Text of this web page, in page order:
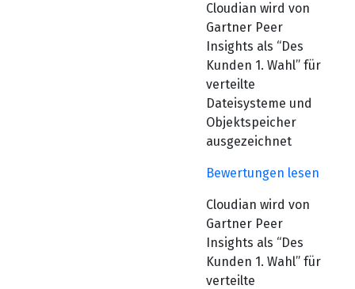
Cloudian wird von
Gartner Peer
Insights als “Des
Kunden 1. Wahl” für
verteilte
Dateisysteme und
Objektspeicher
ausgezeichnet
Bewertungen lesen
Cloudian wird von
Gartner Peer
Insights als “Des
Kunden 1. Wahl” für
verteilte